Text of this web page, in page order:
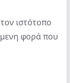
ιστότοπο
φορά που